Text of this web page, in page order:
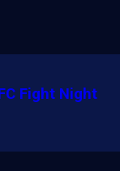
Fight Night